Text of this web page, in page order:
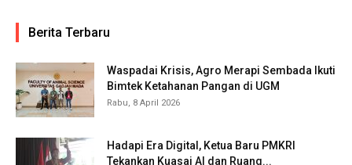
Berita Terbaru
Waspadai Krisis, Agro Merapi Sembada Ikuti
Bimtek Ketahanan Pangan di UGM
Rabu, 8 April 2026
Hadapi Era Digital, Ketua Baru PMKRI
Tekankan Kuasai AI dan Ruang...